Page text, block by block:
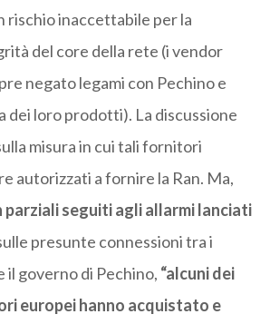
rischio inaccettabile per la
del core della rete (i vendor
negato legami con Pechino e
dei loro prodotti). La discussione
misura in cui tali fornitori
autorizzati a fornire la Ran. Ma,
parziali seguiti agli allarmi lanciati
presunte connessioni tra i
il governo di Pechino, “alcuni dei
europei hanno acquistato e